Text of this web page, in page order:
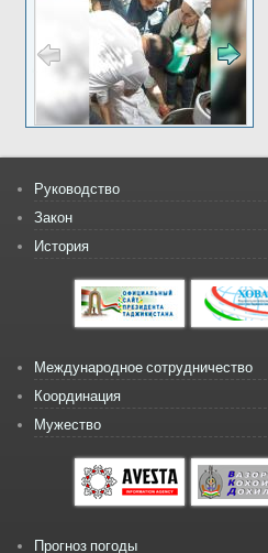
Руководство
Закон
История
Международное сотрудничество
Координация
Мужество
Прогноз погоды